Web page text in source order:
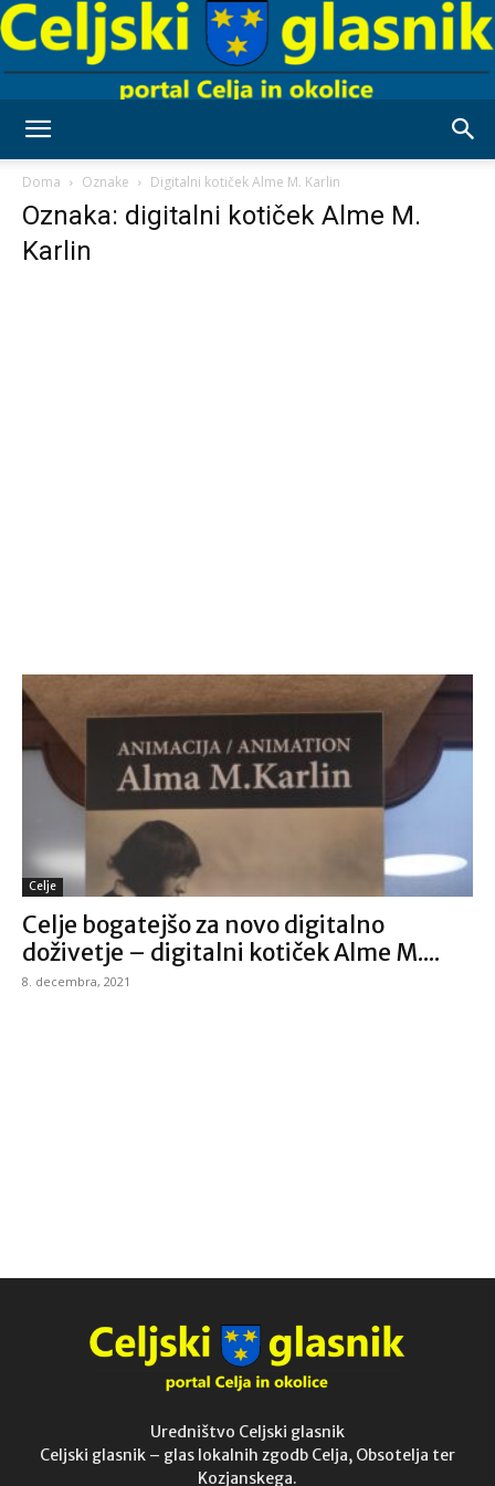
Doma Oznake Digitalni kotiček Alme M. Karlin
Oznaka: digitalni kotiček Alme M.
Karlin
Celje
Celje bogatejšo za novo digitalno
doživetje – digitalni kotiček Alme M....
8. decembra, 2021
Uredništvo Celjski glasnik
Celjski glasnik – glas lokalnih zgodb Celja, Obsotelja ter
Kozjanskega.